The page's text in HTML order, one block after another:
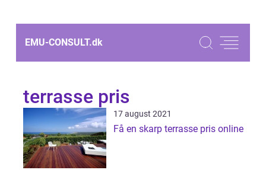
EMU-CONSULT.dk
terrasse pris
17 august 2021
Få en skarp terrasse pris online